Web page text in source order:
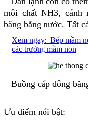
môi chất NH3, cánh
băng bằng nước. Tất
Xem ngay: Bếp mầm
các trường mầm non
Buồng cấp đông
Ưu điểm nổi bật: